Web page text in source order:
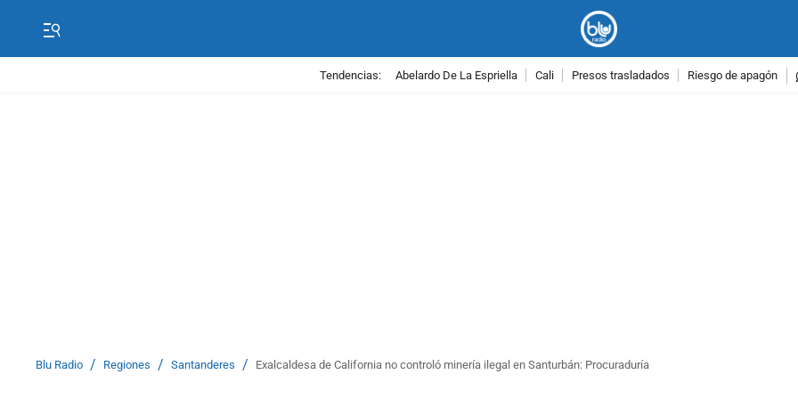
Tendencias: Abelardo De La Espriella Cali Presos trasladados Riesgo de apagón
Blu Radio / Regiones / Santanderes / Exalcaldesa de California no controló minería ilegal en Santurbán: Procuraduría